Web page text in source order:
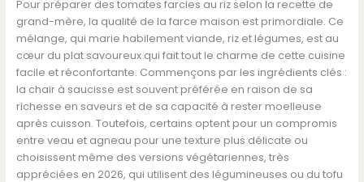
Pour préparer des tomates farcies au riz selon la recette de
grand-mère, la qualité de la farce maison est primordiale. Ce
mélange, qui marie habilement viande, riz et légumes, est au
cœur du plat savoureux qui fait tout le charme de cette cuisine
facile et réconfortante. Commençons par les ingrédients clés :
la chair à saucisse est souvent préférée en raison de sa
richesse en saveurs et de sa capacité à rester moelleuse
après cuisson. Toutefois, certains optent pour un compromis
entre veau et agneau pour une texture plus délicate ou
choisissent même des versions végétariennes, très
appréciées en 2026, qui utilisent des légumineuses ou du tofu